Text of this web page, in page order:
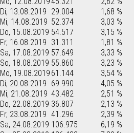
Di, 13.08.2019 29.004 1,68 %
Mi, 14.08.2019 52.374 3,03 %
Do, 15.08.2019 54.517 3,15 %
Fr, 16.08.2019 31.311 1,81 %
Sa, 17.08.2019 57.649 3,33 %
So, 18.08.2019 55.860 3,23 %
Mo, 19.08.2019 61.144 3,54 %
Di, 20.08.2019 69.990 4,05 %
Mi, 21.08.2019 43.482 2,51 %
Do, 22.08.2019 36.807 2,13 %
Fr, 23.08.2019 41.296 2,39 %
Sa, 24.08.2019 106.975 6,19 %